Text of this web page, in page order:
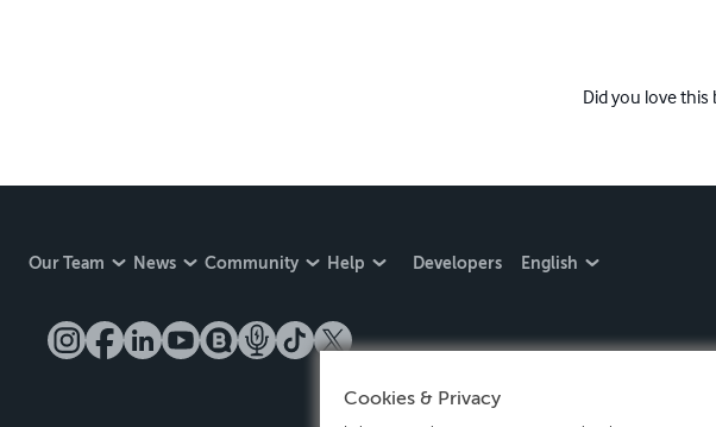
Did you love
Our Team News Community Help Developers English
Cookies & Privacy